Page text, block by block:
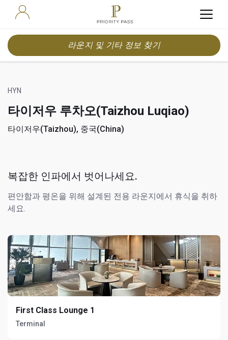
라운지 및 기타 정보 찾기
HYN
타이저우 루차오(Taizhou Luqiao)
타이저우(Taizhou), 중국(China)
복잡한 인파에서 벗어나세요.
편안함과 평온을 위해 설계된 전용 라운지에서 휴식을 취하
세요.
First Class Lounge 1
Terminal